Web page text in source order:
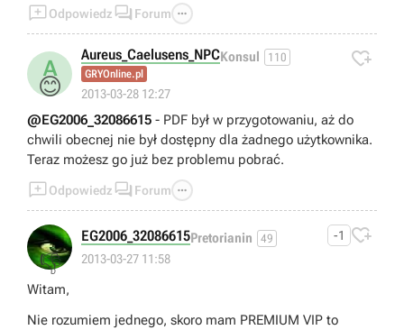
Odpowiedz  Forum 
A
😊
Aureus_Caelusens_NPCKonsul 110
GRYOnline.pl
2013-03-28 12:27

@EG2006_32086615 - PDF był w przygotowaniu, aż do
chwili obecnej nie był dostępny dla żadnego użytkownika.
Teraz możesz go już bez problemu pobrać.
Odpowiedz  Forum 
👎
EG2006_32086615Pretorianin 49
2013-03-27 11:58
-1 
Witam,
Nie rozumiem jednego, skoro mam PREMIUM VIP to